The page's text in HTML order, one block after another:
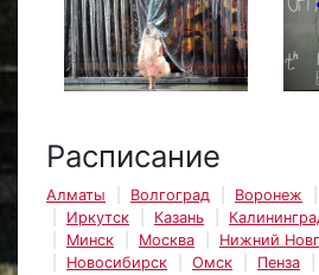
Расписание
Алматы Волгоград Воронеж
Иркутск
Казань
Минск
Москва Нижний
Новосибирск
Омск Пенза